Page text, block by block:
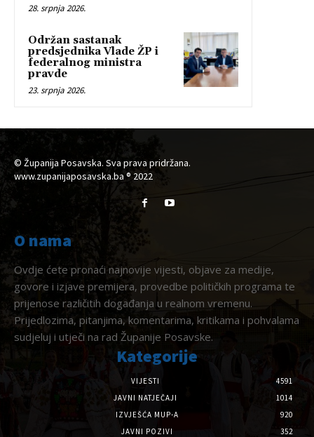
28. srpnja 2026.
Održan sastanak
predsjednika Vlade ŽP i
federalnog ministra
pravde
23. srpnja 2026.
© Županija Posavska. Sva prava pridržana.
www.zupanijaposavska.ba ® 2022
O nama
Ovdje ćete pronaći najnovije vijesti, objave za medije,
govore i izjave premijera, provedbe političkih programa te
prijenose različitih događanja u realnom vremenu.
Prijedlozima, pitanjima, komentarima, kritikama i pohvalama
sudjeluj i utječi na rad Županije Posavske.
Kategorije
VIJESTI
4591
JAVNI NATJEČAJI
1014
IZVJEŠĆA MUP-A
920
JAVNI POZIVI
352